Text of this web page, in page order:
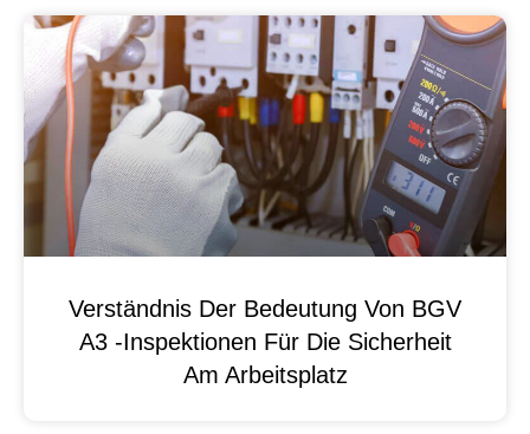
Verständnis Der Bedeutung Von BGV
A3 -Inspektionen Für Die Sicherheit
Am Arbeitsplatz